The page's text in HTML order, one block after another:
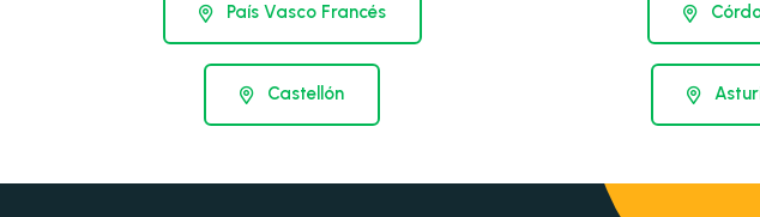
País Vasco Francés
Castellón